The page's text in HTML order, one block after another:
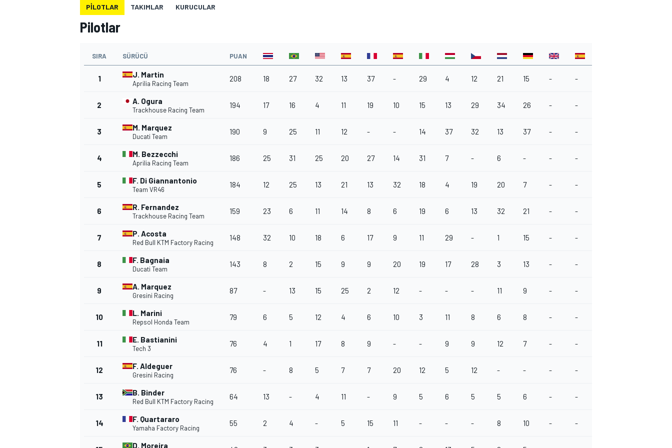
MOTOGP
WORLD SUPERBIKE
PILOTLAR TAKIMLAR KURUCULAR
Pilotlar
SIRA SÜRÜCÜ PUAN
1 J. Martin
Aprilia Racing Team
208 18 27 32 13 37 - 29 4 12 21 15 - -
2 A. Ogura
Trackhouse Racing Team
194 17 16 4 11 19 10 15 13 29 34 26 - -
3 M. Marquez
Ducati Team
190 9 25 11 12 - - 14 37 32 13 37 - -
4 M. Bezzecchi
Aprilia Racing Team
186 25 31 25 20 27 14 31 7 - 6 - - -
5 F. Di Giannantonio
Team VR46
184 12 25 13 21 13 32 18 4 19 20 7 - -
6 R. Fernandez
Trackhouse Racing Team
159 23 6 11 14 8 6 19 6 13 32 21 - -
7 P. Acosta
Red Bull KTM Factory Racing
148 32 10 18 6 17 9 11 29 - 1 15 - -
8 F. Bagnaia
Ducati Team
143 8 2 15 9 9 20 19 17 28 3 13 - -
9 A. Marquez
Gresini Racing
87 - 13 15 25 2 12 - - - 11 9 - -
10 L. Marini
Repsol Honda Team
79 6 5 12 4 6 10 3 11 8 6 8 - -
11 E. Bastianini
Tech 3
76 4 1 17 8 9 - - 9 9 12 7 - -
12 F. Aldeguer
Gresini Racing
76 - 8 5 7 7 20 12 5 12 - - - -
13 B. Binder
Red Bull KTM Factory Racing
64 13 - 4 11 - 9 5 6 5 5 6 - -
14 F. Quartararo
Yamaha Factory Racing
55 2 4 - 5 15 11 - - - 8 10 - -
D. Moreira